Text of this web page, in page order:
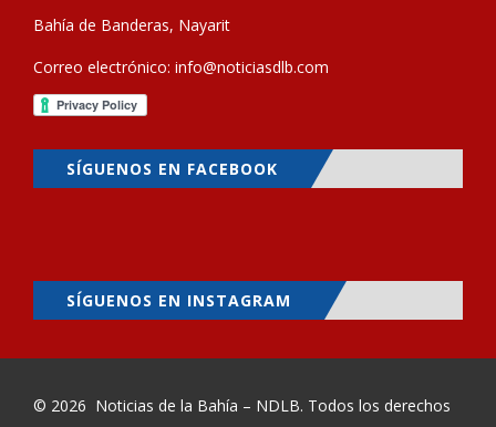
Bahía de Banderas, Nayarit
Correo electrónico: info@noticiasdlb.com
SÍGUENOS EN FACEBOOK
SÍGUENOS EN INSTAGRAM
© 2026 Noticias de la Bahía – NDLB. Todos los derechos